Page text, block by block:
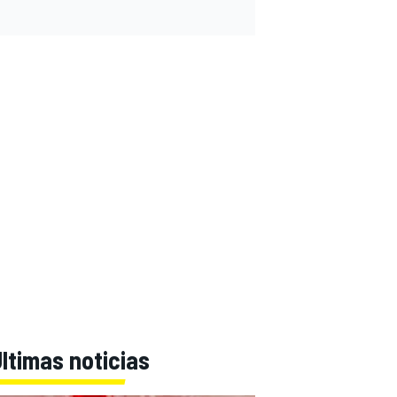
noticias